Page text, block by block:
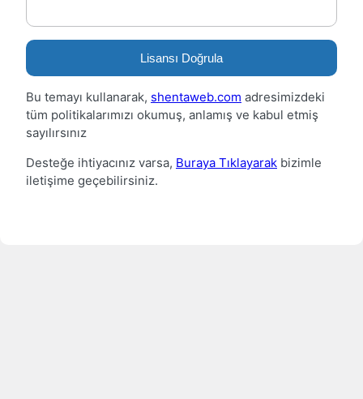
Lisansı Doğrula
Bu temayı kullanarak, shentaweb.com adresimizdeki
tüm politikalarımızı okumuş, anlamış ve kabul etmiş
sayılırsınız
Desteğe ihtiyacınız varsa, Buraya Tıklayarak bizimle
iletişime geçebilirsiniz.